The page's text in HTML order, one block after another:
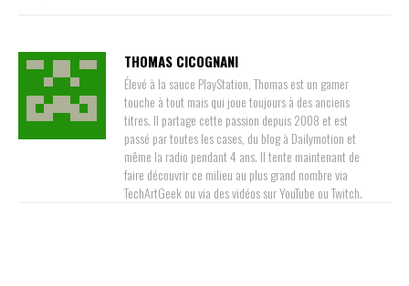
THOMAS CICOGNANI
Élevé à la sauce PlayStation, Thomas est un gamer
touche à tout mais qui joue toujours à des anciens
titres. Il partage cette passion depuis 2008 et est
passé par toutes les cases, du blog à Dailymotion et
même la radio pendant 4 ans. Il tente maintenant de
faire découvrir ce milieu au plus grand nombre via
TechArtGeek ou via des vidéos sur YouTube ou Twitch.